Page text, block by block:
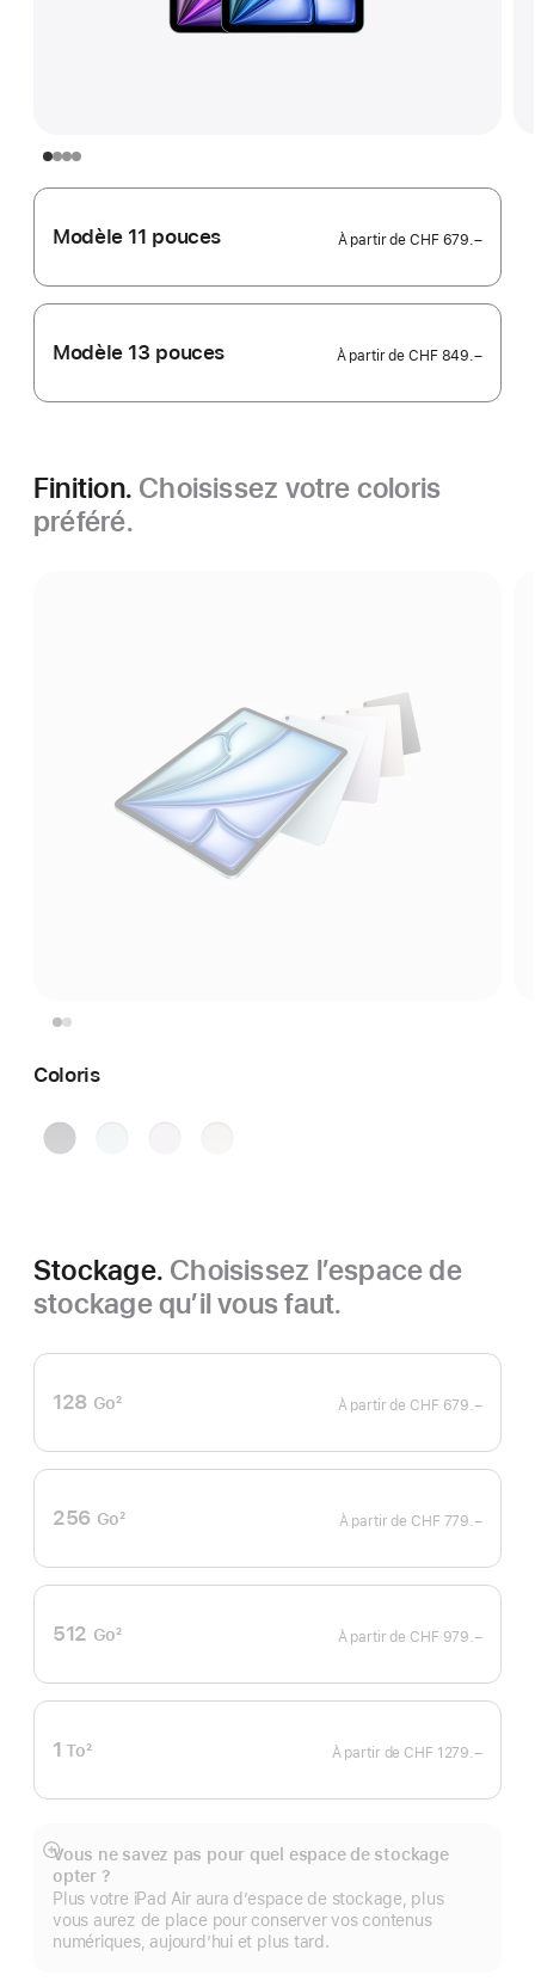
Modèle 11 pouces À partir deCHF 679.–
Modèle 13 pouces À partir deCHF 849.–
Finition. Choisissez votre coloris
préféré.
Coloris
Gris
Stockage. Choisissez l’espace de
stockage qu’il vous faut.
128 Go
bas
2 À partir de CHF 679.–
256 Go
bas
2 À partir de CHF 779.–
512 Go
bas
2 À partir de CHF 979.–
1 To
page
2 À partir de CHF 1279.–
Vous ne savez pas pour quel espace de stockage
opter ?
Plus votre iPad Air aura d’espace de stockage, plus
vous aurez de place pour conserver vos contenus
numériques, aujourd’hui et plus tard.
Afficher
plus